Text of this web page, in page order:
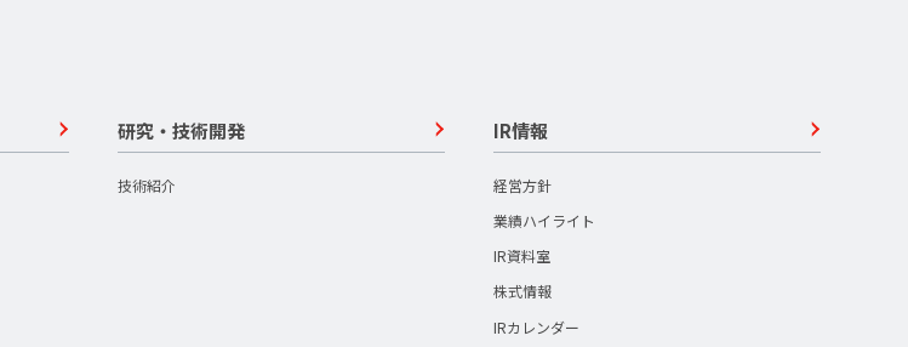
研究・技術開発
技術紹介
IR情報
経営方針
業績ハイライト
IR資料室
株式情報
IRカレンダー